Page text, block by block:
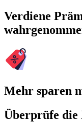
Verdiene
Mehr sparen
Überprüfe die